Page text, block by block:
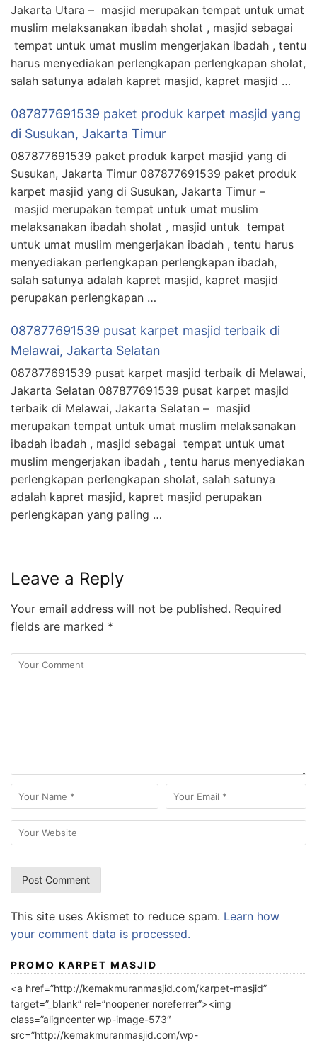
Jakarta Utara – masjid merupakan tempat untuk umat
muslim melaksanakan ibadah sholat , masjid sebagai
tempat untuk umat muslim mengerjakan ibadah , tentu
harus menyediakan perlengkapan perlengkapan sholat,
salah satunya adalah kapret masjid, kapret masjid …
087877691539 paket produk karpet masjid yang
di Susukan, Jakarta Timur
087877691539 paket produk karpet masjid yang di
Susukan, Jakarta Timur 087877691539 paket produk
karpet masjid yang di Susukan, Jakarta Timur –
masjid merupakan tempat untuk umat muslim
melaksanakan ibadah sholat , masjid untuk tempat
untuk umat muslim mengerjakan ibadah , tentu harus
menyediakan perlengkapan perlengkapan ibadah,
salah satunya adalah kapret masjid, kapret masjid
perupakan perlengkapan …
087877691539 pusat karpet masjid terbaik di
Melawai, Jakarta Selatan
087877691539 pusat karpet masjid terbaik di Melawai,
Jakarta Selatan 087877691539 pusat karpet masjid
terbaik di Melawai, Jakarta Selatan – masjid
merupakan tempat untuk umat muslim melaksanakan
ibadah ibadah , masjid sebagai tempat untuk umat
muslim mengerjakan ibadah , tentu harus menyediakan
perlengkapan perlengkapan sholat, salah satunya
adalah kapret masjid, kapret masjid perupakan
perlengkapan yang paling …
Leave a Reply
Your email address will not be published. Required
fields are marked *
This site uses Akismet to reduce spam. Learn how
your comment data is processed.
PROMO KARPET MASJID
<a href=”http://kemakmuranmasjid.com/karpet-masjid”
target=”_blank” rel=”noopener noreferrer”><img
class=”aligncenter wp-image-573″
src=”http://kemakmuranmasjid.com/wp-